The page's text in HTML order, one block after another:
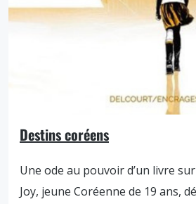
Destins coréens
Une ode au pouvoir d’un livre
Joy, jeune Coréenne de 19 ans,